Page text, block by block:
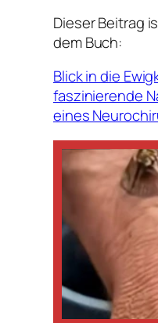
Dieser Beitrag
dem Buch:
Blick in die
faszinierende
eines